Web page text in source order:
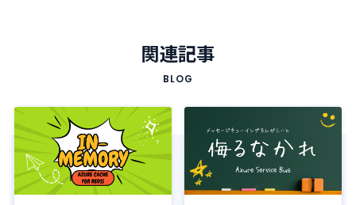
関連記事
BLOG